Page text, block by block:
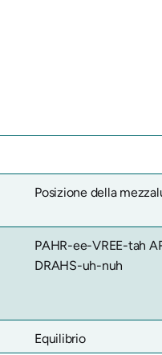
Posizione della
PAHR-ee-VREE-tah
DRAHS-uh-nuh
Equilibrio